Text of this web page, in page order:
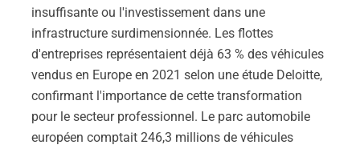
insuffisante ou l'investissement dans une
infrastructure surdimensionnée. Les flottes
d'entreprises représentaient déjà 63 % des véhicules
vendus en Europe en 2021 selon une étude Deloitte,
confirmant l'importance de cette transformation
pour le secteur professionnel. Le parc automobile
européen comptait 246,3 millions de véhicules